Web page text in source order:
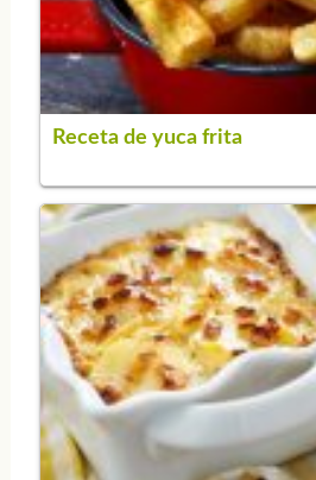
Receta de yuca frita